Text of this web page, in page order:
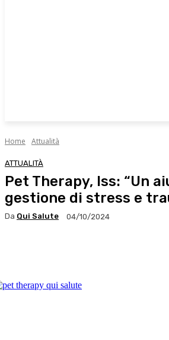
Home Attualità
ATTUALITÀ
Pet Therapy, Iss: “Un
gestione di stress e
Da Qui Salute 04/10/2024